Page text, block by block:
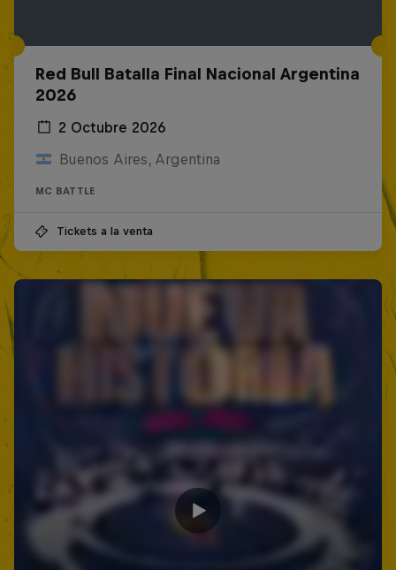
Red Bull Batalla Final Nacional Argentina
2026
2 Octubre 2026
Buenos Aires, Argentina
MC BATTLE
Tickets a la venta